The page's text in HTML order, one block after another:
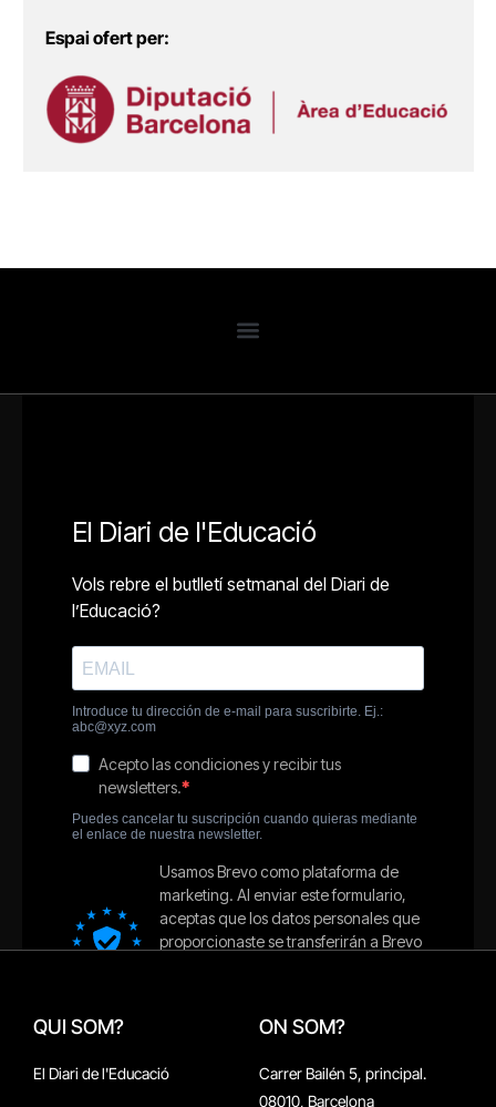
Espai ofert per:
QUI SOM?
El Diari de l'Educació
ON SOM?
Carrer Bailén 5, principal.
08010, Barcelona